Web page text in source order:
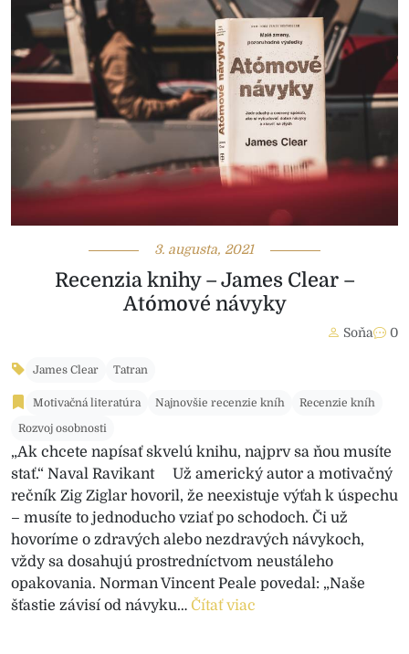
3. augusta, 2021
Recenzia knihy – James Clear –
Atómové návyky
Soňa 0
James Clear Tatran
Motivačná literatúra Najnovšie recenzie kníh
Recenzie kníh
Rozvoj osobnosti
„Ak chcete napísať skvelú knihu, najprv sa ňou musíte
stať.“ Naval Ravikant Už americký autor a motivačný
rečník Zig Ziglar hovoril, že neexistuje výťah k úspechu
– musíte to jednoducho vziať po schodoch. Či už
hovoríme o zdravých alebo nezdravých návykoch,
vždy sa dosahujú prostredníctvom neustáleho
opakovania. Norman Vincent Peale povedal: „Naše
šťastie závisí od návyku… Čítať viac